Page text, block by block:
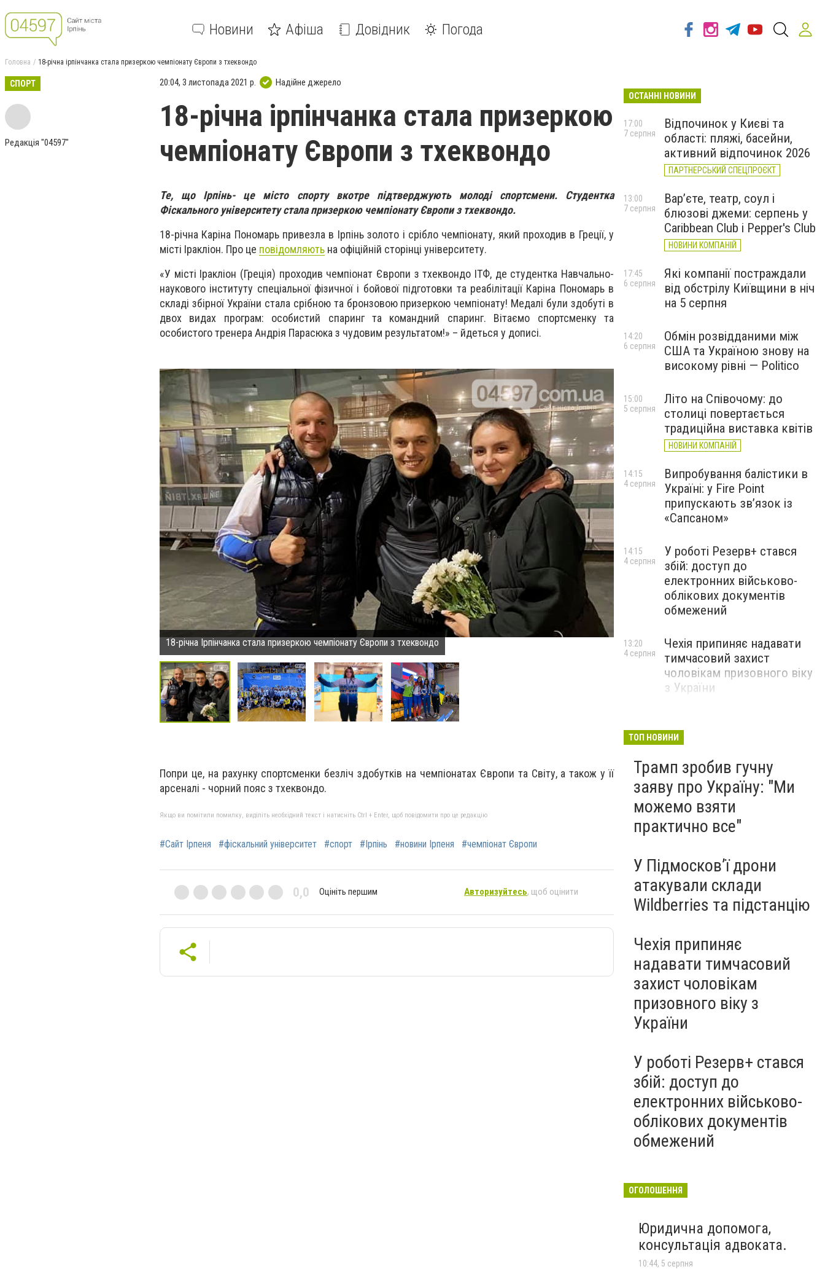
Новини Афіша Довідник Погода
Головна 18-річна ірпінчанка стала призеркою чемпіонату Європи з тхеквондо
СПОРТ
Редакція "04597"
20:04, 3 листопада 2021 р. Надійне джерело
18-річна ірпінчанка стала призеркою
чемпіонату Європи з тхеквондо
Те, що Ірпінь- це місто спорту вкотре підтверджують молоді спортсмени. Студентка
Фіскального університету стала призеркою чемпіонату Європи з тхеквондо.
18-річна Каріна Пономарь привезла в Ірпінь золото і срібло чемпіонату, який проходив в Греції, у
місті Іракліон. Про це повідомляють на офіційній сторінці університету.
«У місті Іракліон (Греція) проходив чемпіонат Європи з тхеквондо ІТФ, де студентка Навчально-
наукового інституту спеціальної фізичної і бойової підготовки та реабілітації Каріна Пономарь в
складі збірної України стала срібною та бронзовою призеркою чемпіонату! Медалі були здобуті в
двох видах програм: особистий спаринг та командний спаринг. Вітаємо спортсменку та
особистого тренера Андрія Парасюка з чудовим результатом!» – йдеться у дописі.
18-річна Ірпінчанка стала призеркою чемпіонату Європи з тхеквондо 18-річна Ірпінчанка стала призеркою чемпіонату
Попри це, на рахунку спортсменки безліч здобутків на чемпіонатах Європи та Світу, а також у її
арсеналі - чорний пояс з тхеквондо.
Якщо ви помітили помилку, виділіть необхідний текст і натисніть Ctrl + Enter, щоб повідомити про це редакцію
#Сайт Ірпеня #фіскальний університет #спорт #Ірпінь #новини Ірпеня #чемпіонат Європи
0,0 Оцініть першим Авторизуйтесь, щоб оцінити
ОСТАННІ НОВИНИ
Відпочинок у Києві та
області: пляжі, басейни,
активний відпочинок 2026
ПАРТНЕРСЬКИЙ СПЕЦПРОЄКТ
17:00
7 серпня
Вар’єте, театр, соул і
блюзові джеми: серпень у
Caribbean Club і Pepper's Club
НОВИНИ КОМПАНІЙ
13:00
7 серпня
Які компанії постраждали
від обстрілу Київщини в ніч
на 5 серпня
17:45
6 серпня
Обмін розвідданими між
США та Україною знову на
високому рівні — Politico
14:20
6 серпня
Літо на Співочому: до
столиці повертається
традиційна виставка квітів
НОВИНИ КОМПАНІЙ
15:00
5 серпня
Випробування балістики в
Україні: у Fire Point
припускають зв’язок із
«Сапсаном»
14:15
4 серпня
У роботі Резерв+ стався
збій: доступ до
електронних військово-
облікових документів
обмежений
14:15
4 серпня
Чехія припиняє надавати
тимчасовий захист
чоловікам призовного віку
з України
13:20
4 серпня
ТОП НОВИНИ
Трамп зробив гучну
заяву про Україну: "Ми
можемо взяти
практично все"
У Підмосков’ї дрони
атакували склади
Wildberries та підстанцію
Чехія припиняє
надавати тимчасовий
захист чоловікам
призовного віку з
України
У роботі Резерв+ стався
збій: доступ до
електронних військово-
облікових документів
обмежений
ОГОЛОШЕННЯ
Юридична допомога,
консультація адвоката.
10:44, 5 серпня